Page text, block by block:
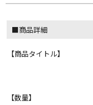
■商品詳細
【商品タイトル】
【数量】